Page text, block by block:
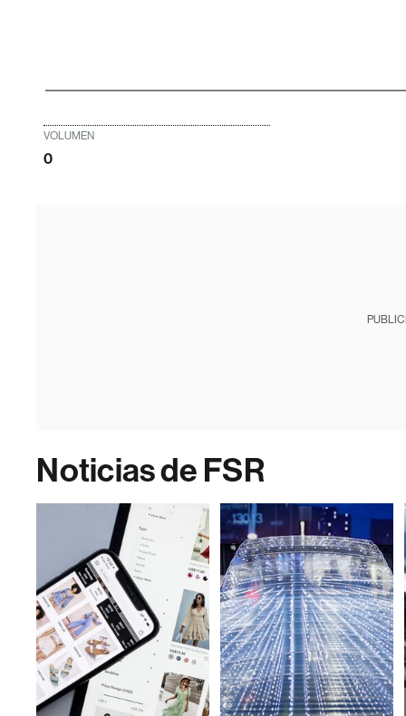
VOLUMEN
0
Noticias de FSR